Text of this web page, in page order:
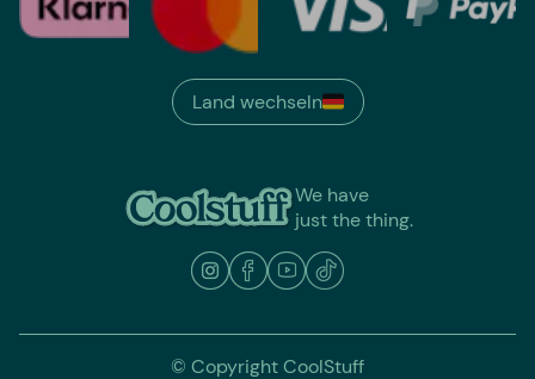
We have
just the thing.
Land wechseln
© Copyright CoolStuff